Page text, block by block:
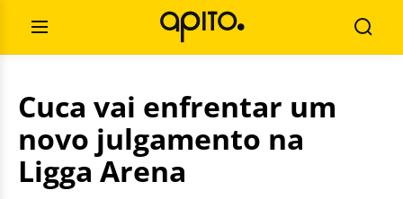
contentOpen
Menu
for:
Cuca vai enfrentar um
novo julgamento na
Ligga Arena